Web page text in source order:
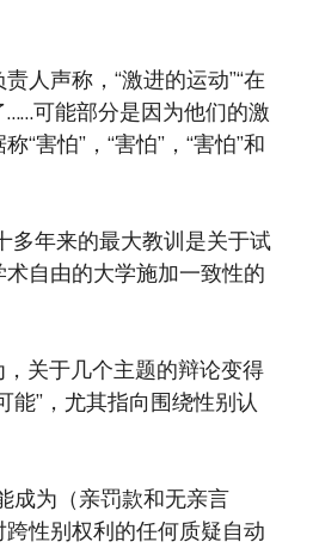
人声称，“激进的运动”“在
可能部分是因为他们的激
“害怕”，“害怕”，“害怕”和
多年来的最大教训是关于试
自由的大学施加一致性的
关于几个主题的辩论变得
能”，尤其指向围绕性别认
成为（亲罚款和无亲言
性别权利的任何质疑自动